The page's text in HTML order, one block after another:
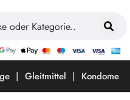
Gleitmittel Kondome